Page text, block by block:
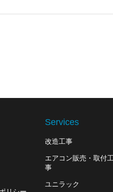
Services
改造工事
エアコン販売・取付工
事
ユニラック